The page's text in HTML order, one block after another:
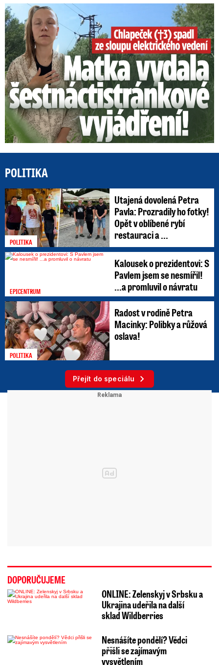
POLITIKA
POLITIKA
Utajená dovolená Petra
Pavla: Prozradily ho fotky!
Opět v oblíbené rybí
restauraci a ...
Kalousek o prezidentovi: S
Pavlem jsem se nesmířil!
...a promluvil o návratu
POLITIKA
Macinky: Polibky a růžová
oslava!
Přejít do speciálu
Ukrajina udeřila na další
sklad Wildberries
Jak spolehlivě zakryjete
šediny? Tohle musíte znát